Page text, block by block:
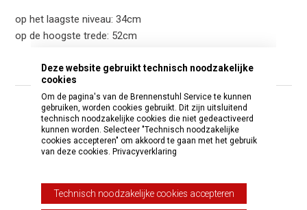
op het laagste niveau: 34cm
op de hoogste trede: 52cm
Was dit artikel nuttig?
Ja Nee
Hebt u meer vragen?Een aanvraag indienen
Deze website gebruikt technisch noodzakelijke
cookies
Om de pagina's van de Brennenstuhl Service te kunnen
gebruiken, worden cookies gebruikt. Dit zijn uitsluitend
technisch noodzakelijke cookies die niet gedeactiveerd
kunnen worden. Selecteer "Technisch noodzakelijke
cookies accepteren" om akkoord te gaan met het gebruik
van deze cookies. Privacyverklaring
Technisch noodzakelijke cookies accepteren